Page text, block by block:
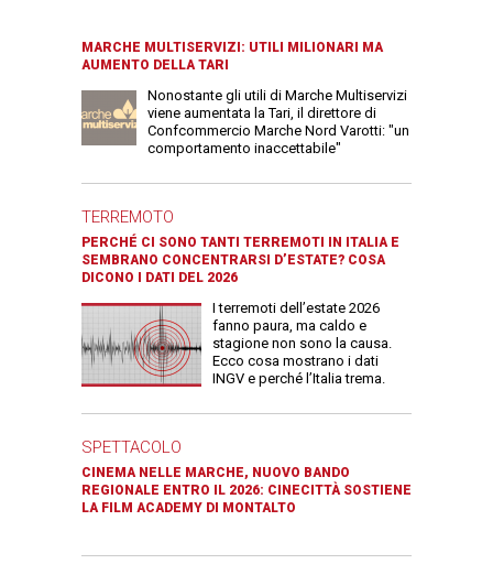
MARCHE MULTISERVIZI: UTILI MILIONARI MA
AUMENTO DELLA TARI
Nonostante gli utili di Marche Multiservizi
viene aumentata la Tari, il direttore di
Confcommercio Marche Nord Varotti: "un
comportamento inaccettabile"
TERREMOTO
PERCHÉ CI SONO TANTI TERREMOTI IN ITALIA E
SEMBRANO CONCENTRARSI D’ESTATE? COSA
DICONO I DATI DEL 2026
I terremoti dell’estate 2026
fanno paura, ma caldo e
stagione non sono la causa.
Ecco cosa mostrano i dati
INGV e perché l’Italia trema.
SPETTACOLO
CINEMA NELLE MARCHE, NUOVO BANDO
REGIONALE ENTRO IL 2026: CINECITTÀ SOSTIENE
LA FILM ACADEMY DI MONTALTO